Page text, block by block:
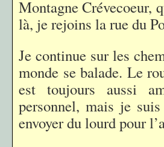
Montagne Crévecoeur,
là, je rejoins la rue du
Je continue sur les
monde se balade. Le
est toujours aussi
personnel, mais je
envoyer du lourd pour